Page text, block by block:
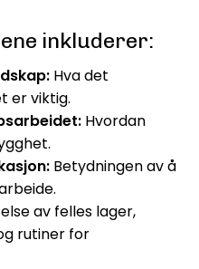
inkluderer:
Hva det
er viktig.
Hvordan
Betydningen av å
av felles lager,
rutiner for